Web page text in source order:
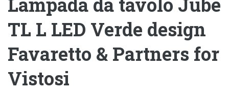
TL L LED Verde design
Favaretto & Partners for
Vistosi